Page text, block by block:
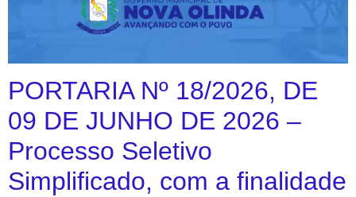
PORTARIA Nº 18/2026, DE
09 DE JUNHO DE 2026 –
Processo Seletivo
Simplificado, com a finalidade